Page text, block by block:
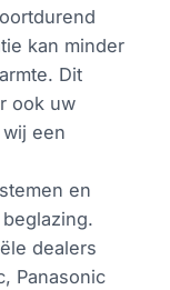
kan minder
Dit
ook uw
een
en
dealers
Panasonic